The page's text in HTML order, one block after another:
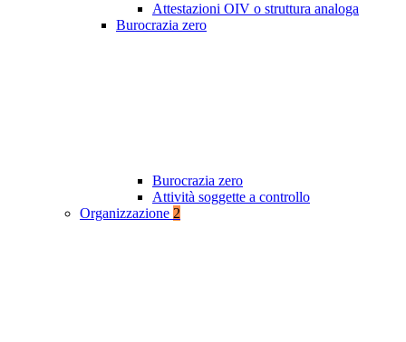
Attestazioni OIV o struttura analoga
Burocrazia zero
Burocrazia zero
Attività soggette a controllo
Organizzazione 2